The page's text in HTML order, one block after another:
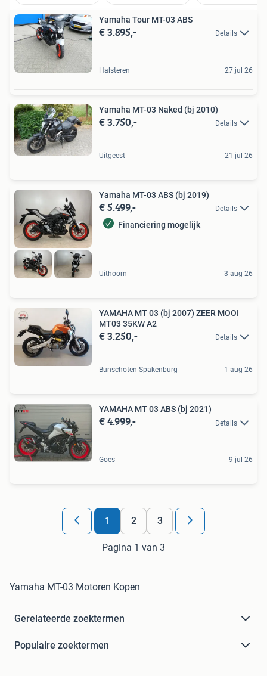
Yamaha Tour MT-03 ABS
€ 3.895,- Details
Halsteren 27 jul 26
Yamaha MT-03 Naked (bj 2010)
€ 3.750,- Details
Uitgeest 21 jul 26
Yamaha MT-03 ABS (bj 2019)
€ 5.499,- Details
Financiering mogelijk
Uithoorn 3 aug 26
YAMAHA MT 03 (bj 2007) ZEER MOOI
MT03 35KW A2
€ 3.250,- Details
Bunschoten-Spakenburg 1 aug 26
YAMAHA MT 03 ABS (bj 2021)
€ 4.999,- Details
Goes 9 jul 26
1 2 3
Pagina 1 van 3
Yamaha MT-03 Motoren Kopen
Gerelateerde zoektermen
Populaire zoektermen